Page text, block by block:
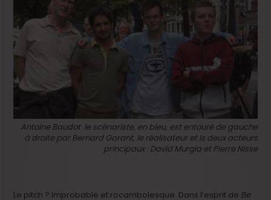
Antoine Baudot le scénariste, en bleu, est entouré de gauche
à droite par Bernard Garant, le réalisateur et ls deux acteurs
principaux : David Murgia et Pierre Nisse
Le pitch ? Improbable et rocambolesque. Dans l’esprit de Be